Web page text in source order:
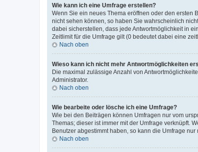
Wie kann ich eine Umfrage erstellen?
Wenn Sie ein neues Thema eröffnen oder den ersten
nicht sehen können, so haben Sie wahrscheinlich
dabei sicherstellen, dass jede Antwortmöglichkeit in
Zeitlimit für die Umfrage gilt (0 bedeutet dabei eine
Nach oben
Wieso kann ich nicht mehr Antwortmöglichkeiten
Die maximal zulässige Anzahl von
Administrator.
Nach oben
Wie bearbeite oder lösche ich eine Umfrage?
Wie bei den Beiträgen können Umfragen nur vom
Themas; dieser ist immer mit der Umfrage verknüpft.
Benutzer abgestimmt haben, so kann die Umfrage
Nach oben